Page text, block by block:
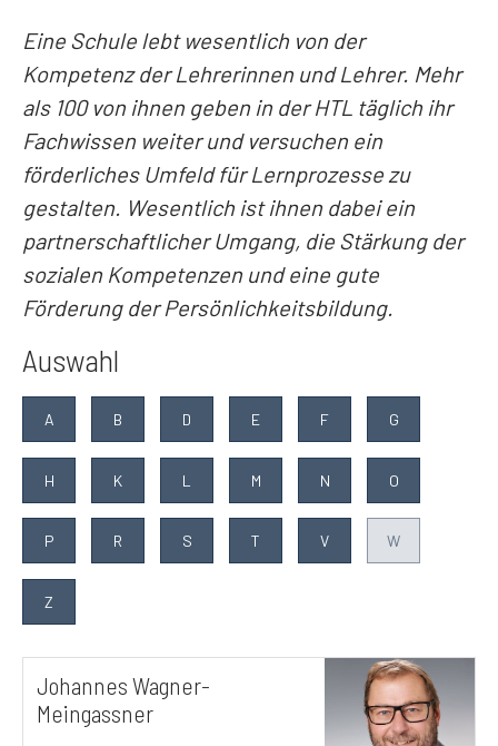
Eine Schule lebt wesentlich von der
Kompetenz der Lehrerinnen und Lehrer. Mehr
als 100 von ihnen geben in der HTL täglich ihr
Fachwissen weiter und versuchen ein
förderliches Umfeld für Lernprozesse zu
gestalten. Wesentlich ist ihnen dabei ein
partnerschaftlicher Umgang, die Stärkung der
sozialen Kompetenzen und eine gute
Förderung der Persönlichkeitsbildung.
Auswahl
A B D E F G
H K L M N O
P R S T V W
Z
Johannes Wagner-
Meingassner